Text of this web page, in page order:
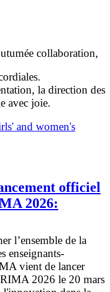
collaboration,
la direction des
avec joie.
and women's
officiel
2026:
l’ensemble de la
enseignants-
vient de lancer
2026 le 20 mars